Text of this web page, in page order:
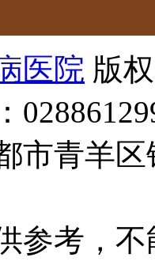
医院 版
市青羊
参考，